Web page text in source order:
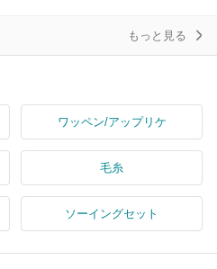
もっと見る
ワッペン/アップリケ
毛糸
ソーイングセット